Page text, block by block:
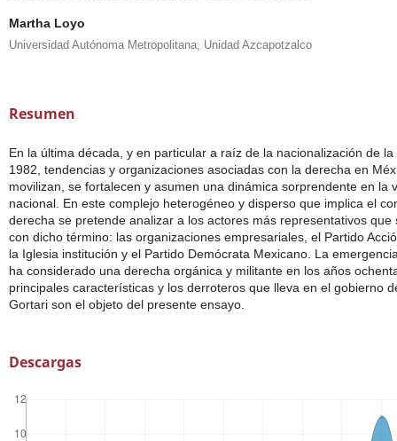
Martha Loyo
Universidad Autónoma Metropolitana, Unidad Azcapotzalco
Resumen
En la última década, y en particular a raíz de la nacionalización de
1982, tendencias y organizaciones asociadas con la derecha en
movilizan, se fortalecen y asumen una dinámica sorprendente en la
nacional. En este complejo heterogéneo y disperso que implica el
derecha se pretende analizar a los actores más representativos que
con dicho término: las organizaciones empresariales, el Partido
la Iglesia institución y el Partido Demócrata Mexicano. La
ha considerado una derecha orgánica y militante en los años
principales características y los derroteros que lleva en el gobierno
Gortari son el objeto del presente ensayo.
Descargas